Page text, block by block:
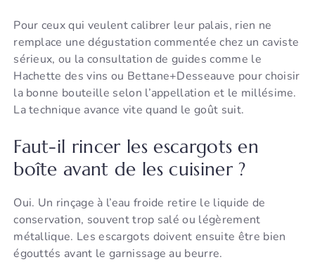
Pour ceux qui veulent calibrer leur palais, rien ne
remplace une dégustation commentée chez un caviste
sérieux, ou la consultation de guides comme le
Hachette des vins ou Bettane+Desseauve pour choisir
la bonne bouteille selon l’appellation et le millésime.
La technique avance vite quand le goût suit.
Faut-il rincer les escargots en
boîte avant de les cuisiner ?
Oui. Un rinçage à l’eau froide retire le liquide de
conservation, souvent trop salé ou légèrement
métallique. Les escargots doivent ensuite être bien
égouttés avant le garnissage au beurre.